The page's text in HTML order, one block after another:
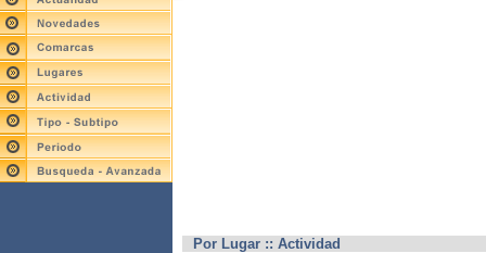
Por Lugar :: Actividad